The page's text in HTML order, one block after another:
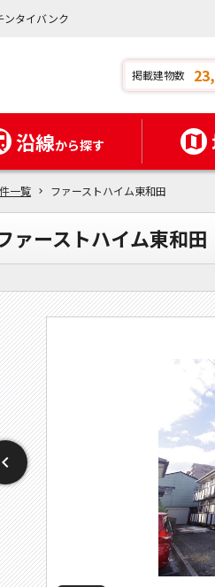
ンタイバンク
掲載建物数
沿線から探す
一覧 ファーストハイム東和田
ァーストハイム東和田